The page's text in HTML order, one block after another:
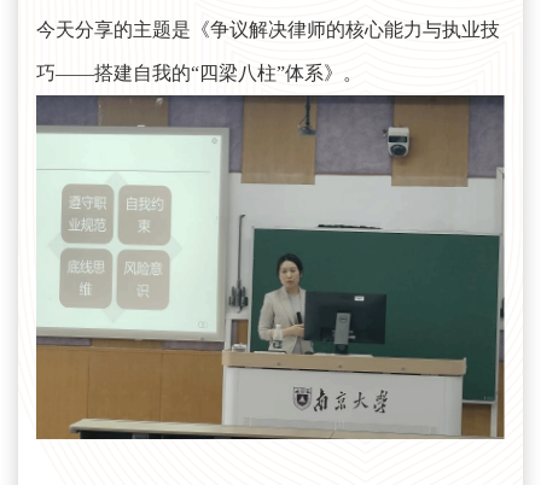
今天分享的主题是《争议解决律师的核心能力与执业技
巧——搭建自我的“四梁八柱”体系》。